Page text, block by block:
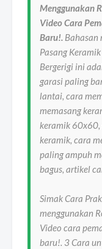
Menggunakan
Video Cara
Baru!. Bahasan
Pasang
Bergerigi ini
garasi paling
lantai, cara
memasang
keramik 60x60,
keramik, cara
paling ampuh
bagus, artikel
Simak Cara
menggunakan
Video cara
baru!. 3 Cara